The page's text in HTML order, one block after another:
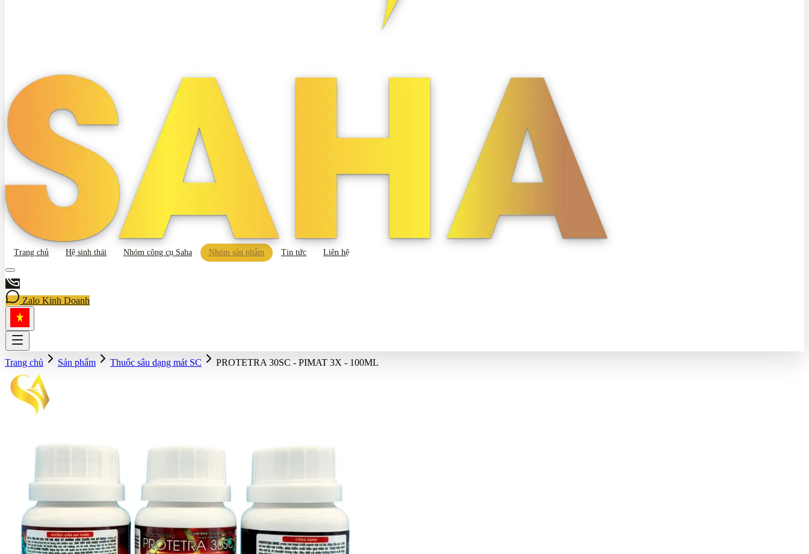
Trang chủ Hệ sinh thái Nhóm công cụ Saha Nhóm sản phẩm Tin tức Liên hệ
Zalo Kinh Doanh
Trang chủ Sản phẩm Thuốc sâu dạng mát SC PROTETRA 30SC - PIMAT 3X - 100ML